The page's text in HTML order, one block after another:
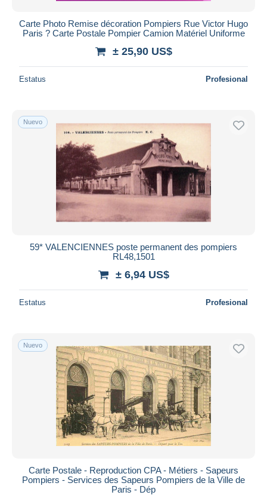
Carte Photo Remise décoration Pompiers Rue Victor Hugo
Paris ? Carte Postale Pompier Camion Matériel Uniforme
± 25,90 US$
Estatus Profesional
Nuevo
59* VALENCIENNES poste permanent des pompiers
RL48,1501
± 6,94 US$
Estatus Profesional
Nuevo
Carte Postale - Reproduction CPA - Métiers - Sapeurs
Pompiers - Services des Sapeurs Pompiers de la Ville de
Paris - Dép